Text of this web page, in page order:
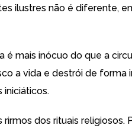
ilustres não é diferente,
mais inócuo do que a
a vida e destrói de forma
iniciáticos.
rirmos dos rituais